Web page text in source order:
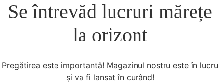
Se întrevăd lucruri mărețe
la orizont
Pregătirea este importantă! Magazinul nostru este în lucru
și va fi lansat în curând!